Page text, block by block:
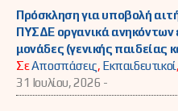
Πρόσκληση για υποβολή
ΠΥΣΔΕ οργανικά ανηκόντων
μονάδες (γενικής παιδείας
ΣεΑποσπάσεις, Εκπαιδευτικοί,
31 Ιουλίου, 2026 -